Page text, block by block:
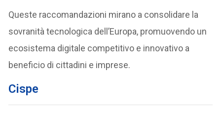
Queste raccomandazioni mirano a consolidare la
sovranità tecnologica dell’Europa, promuovendo un
ecosistema digitale competitivo e innovativo a
beneficio di cittadini e imprese.
Cispe